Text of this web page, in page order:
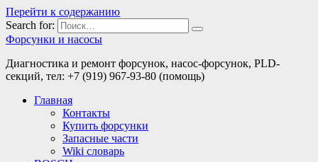
Перейти к содержанию
Search for:
Форсунки и насосы
Диагностика и ремонт форсунок, насос-форсунок, PLD-
секций, тел: +7 (919) 967-93-80 (помощь)
Главная
Контакты
Купить форсунки
Запасные части
Wiki словарь